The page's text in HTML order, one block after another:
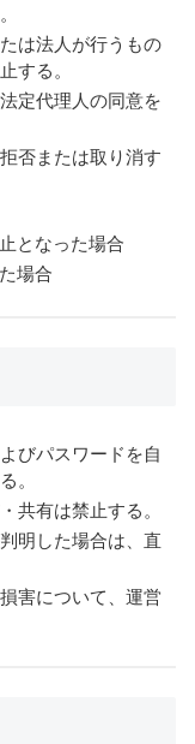
は法人が行うもの
する。
定代理人の同意を
否または取り消す
となった場合
場合
びパスワードを自
。
共有は禁止する。
明した場合は、直
害について、運営